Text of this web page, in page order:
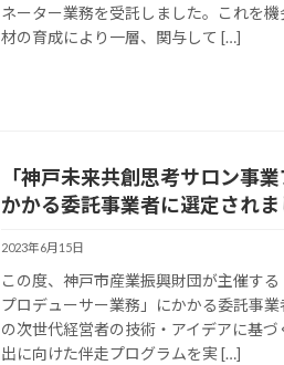
ネーター業務を受託しました。これを
材の育成により一層、関与して […]
「神戸未来共創思考サロン事
かかる委託事業者に選定されま
2023年6月15日
この度、神戸市産業振興財団が主催す
プロデューサー業務」にかかる委託事
の次世代経営者の技術・アイデアに基
出に向けた伴走プログラムを実 […]